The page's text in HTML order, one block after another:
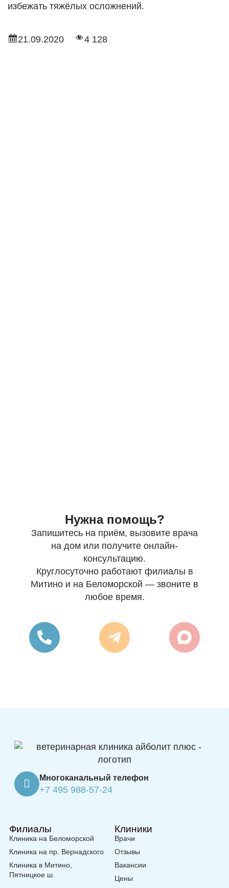
избежать тяжёлых осложнений.
21.09.2020 4 128
Нужна помощь?
Запишитесь на приём, вызовите врача
на дом или получите онлайн-
консультацию.
Круглосуточно работают филиалы в
Митино и на Беломорской — звоните в
любое время.
Многоканальный телефон
+7 495 988-57-24
Филиалы
Клиника на Беломорской
Клиника на пр. Вернадского
Клиника в Митино,
Пятницкое ш.
Клиники
Врачи
Отзывы
Вакансии
Цены